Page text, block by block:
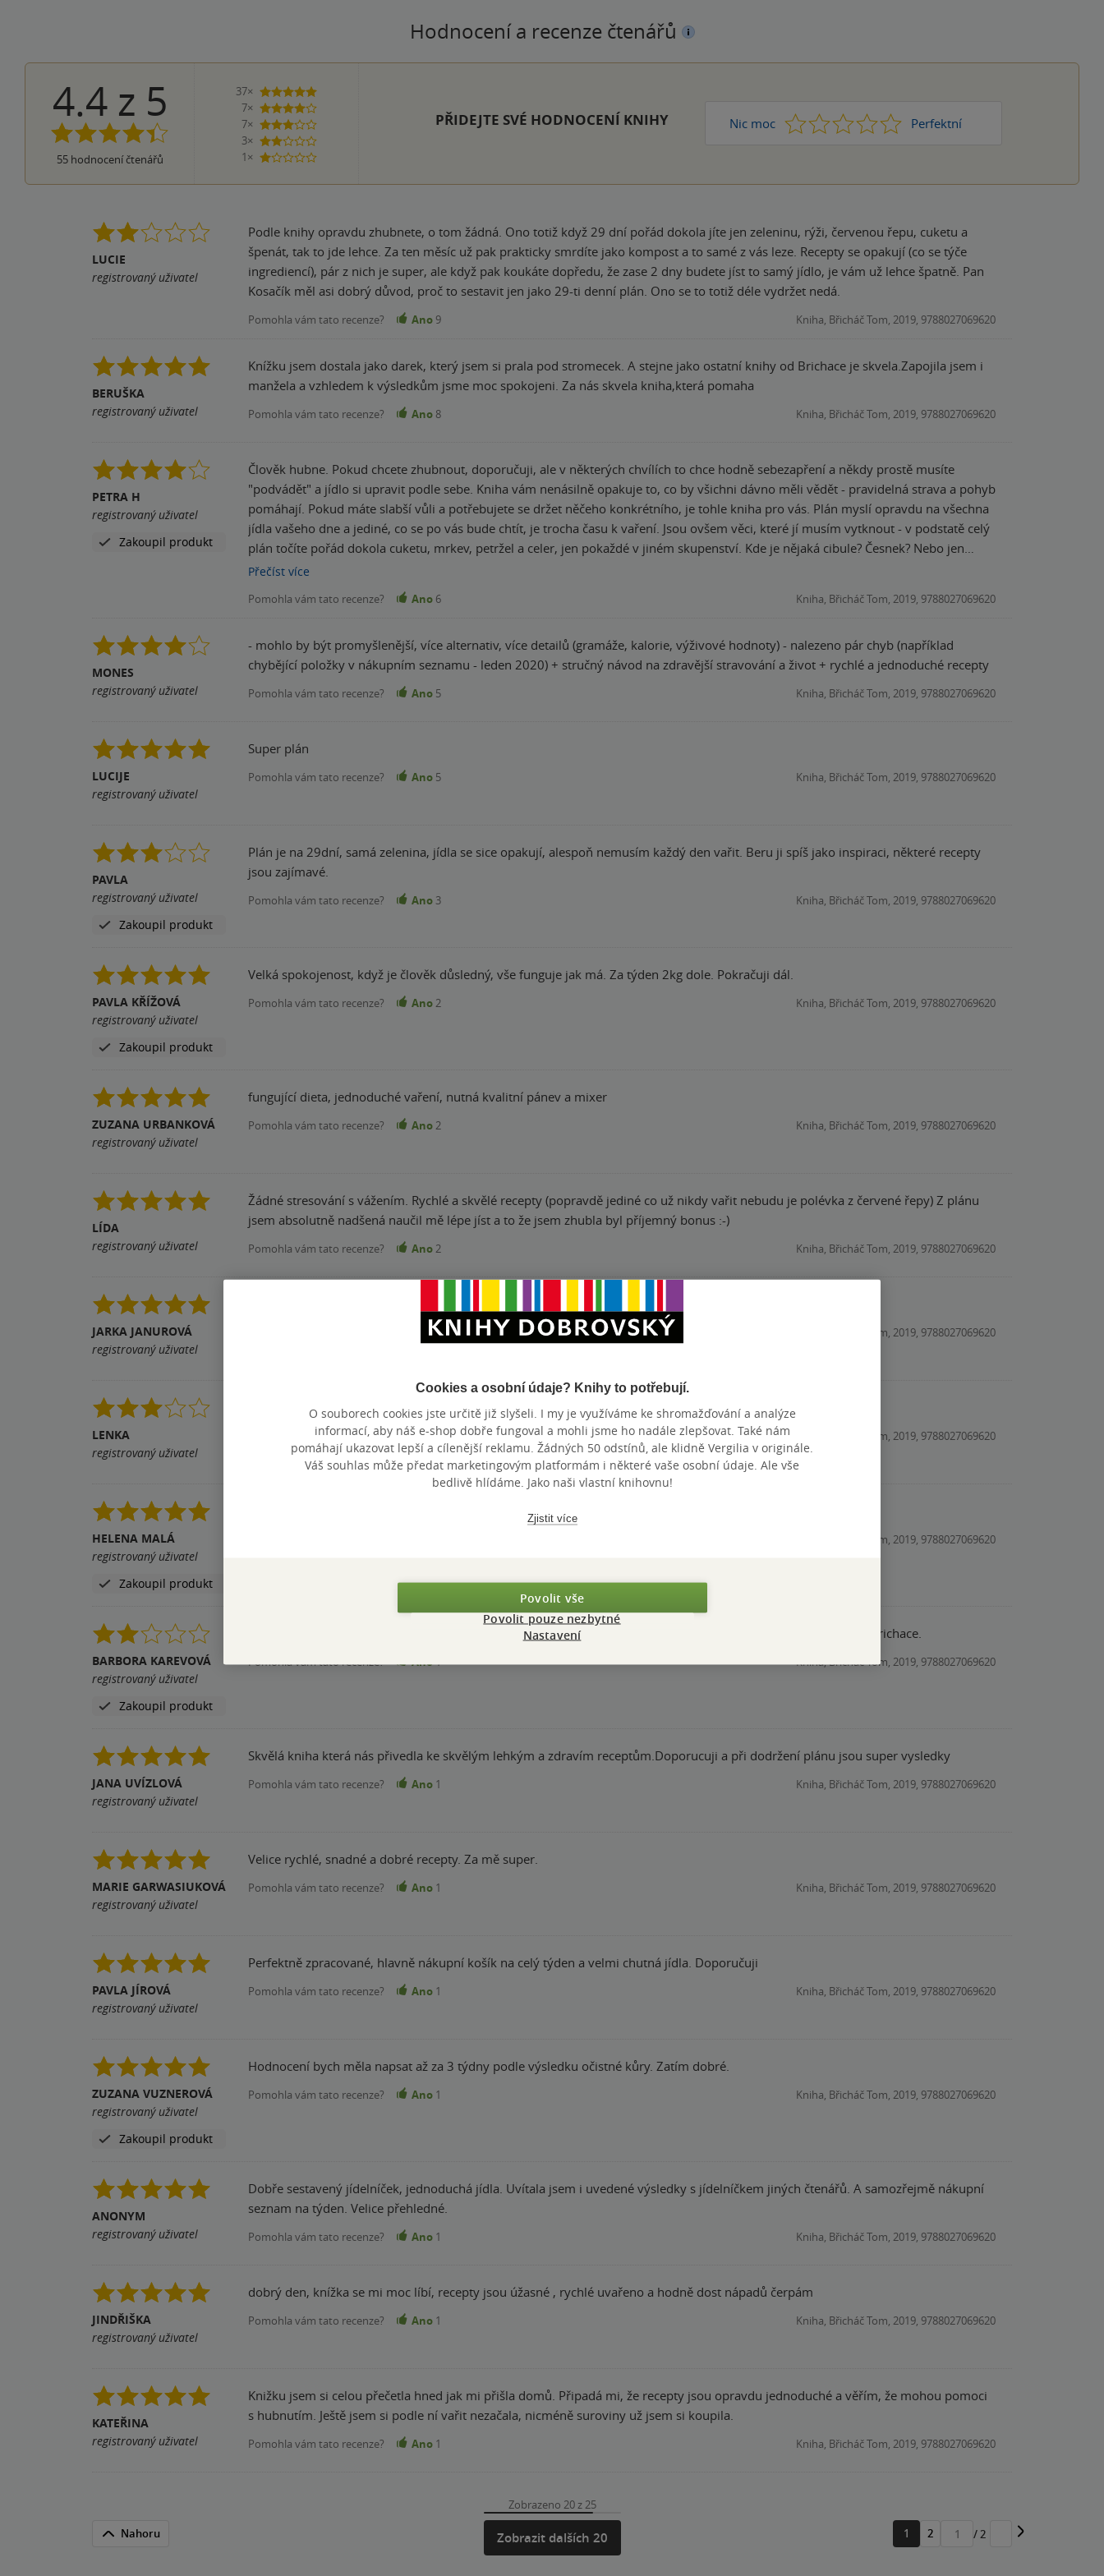
Hodnocení a recenze čtenářů
4.4z 5
55hodnocení čtenářů
37×
5 hvězdiček
7×
4 hvězdičky
7×
3 hvězdičky
3×
2 hvězdičky
1×
1 hvezdička
PŘIDEJTE SVÉ HODNOCENÍ KNIHY Nic moc 1 2 3 4 Perfektní
5
LUCIE
registrovaný uživatel
Podle knihy opravdu zhubnete, o tom žádná. Ono totiž když 29 dní pořád dokola jíte jen zeleninu, rýži, červenou řepu, cuketu a
špenát, tak to jde lehce. Za ten měsíc už pak prakticky smrdíte jako kompost a to samé z vás leze. Recepty se opakují (co se týče
ingrediencí), pár z nich je super, ale když pak koukáte dopředu, že zase 2 dny budete jíst to samý jídlo, je vám už lehce špatně. Pan
Kosačík měl asi dobrý důvod, proč to sestavit jen jako 29-ti denní plán. Ono se to totiž déle vydržet nedá.
Pomohla vám tato recenze? Ano 9 Kniha, Břicháč Tom, 2019, 9788027069620
BERUŠKA
registrovaný uživatel
Knížku jsem dostala jako darek, který jsem si prala pod stromecek. A stejne jako ostatní knihy od Brichace je skvela.Zapojila jsem i
manžela a vzhledem k výsledkům jsme moc spokojeni. Za nás skvela kniha,která pomaha
Pomohla vám tato recenze? Ano 8 Kniha, Břicháč Tom, 2019, 9788027069620
PETRA H
registrovaný uživatel
Zakoupil produkt
Člověk hubne. Pokud chcete zhubnout, doporučuji, ale v některých chvílích to chce hodně sebezapření a někdy prostě musíte
"podvádět" a jídlo si upravit podle sebe. Kniha vám nenásilně opakuje to, co by všichni dávno měli vědět - pravidelná strava a pohyb
pomáhají. Pokud máte slabší vůli a potřebujete se držet něčeho konkrétního, je tohle kniha pro vás. Plán myslí opravdu na všechna
jídla vašeho dne a jediné, co se po vás bude chtít, je trocha času k vaření. Jsou ovšem věci, které jí musím vytknout - v podstatě celý
plán točíte pořád dokola cuketu, mrkev, petržel a celer, jen pokaždé v jiném skupenství. Kde je nějaká cibule? Česnek? Nebo jen
prachobyčejná salátová okurka? Prvních 10 dní jsme se snažili recepty dodržovat opravdu striktně, teď už prostě obměňujeme
s tím opravdu bojovali a několikrát došlo na dodatečnou návštěvu obchodu, protože jsme to prostě vůbec neodhadli. Ve třetím
složila přímo z něj. Knihu hodnotím vesměs kladně, opravdu nám pomohla, týdně šla dvě kila dolů (u manžela ještě víc, ach jo), ale
je třeba upozornit na to, že až tak úžasné, jak to všichni prezentují, to není.
Přečíst více
Pomohla vám tato recenze? Ano 6 Kniha, Břicháč Tom, 2019, 9788027069620
MONES
registrovaný uživatel
- mohlo by být promyšlenější, více alternativ, více detailů (gramáže, kalorie, výživové hodnoty) - nalezeno pár chyb (například
chybějící položky v nákupním seznamu - leden 2020) + stručný návod na zdravější stravování a život + rychlé a jednoduché recepty
Pomohla vám tato recenze? Ano 5 Kniha, Břicháč Tom, 2019, 9788027069620
LUCIJE
registrovaný uživatel
Super plán
Pomohla vám tato recenze? Ano 5 Kniha, Břicháč Tom, 2019, 9788027069620
PAVLA
registrovaný uživatel
Zakoupil produkt
Plán je na 29dní, samá zelenina, jídla se sice opakují, alespoň nemusím každý den vařit. Beru ji spíš jako inspiraci, některé recepty
jsou zajímavé.
Pomohla vám tato recenze? Ano 3 Kniha, Břicháč Tom, 2019, 9788027069620
PAVLA KŘÍŽOVÁ
registrovaný uživatel
Zakoupil produkt
Velká spokojenost, když je člověk důsledný, vše funguje jak má. Za týden 2kg dole. Pokračuji dál.
Pomohla vám tato recenze? Ano2 Kniha, Břicháč Tom, 2019, 9788027069620
ZUZANA URBANKOVÁ
registrovaný uživatel
fungující dieta, jednoduché vaření, nutná kvalitní pánev a mixer
Pomohla vám tato recenze? Ano2 Kniha, Břicháč Tom, 2019, 9788027069620
LÍDA
registrovaný uživatel
Žádné stresování s vážením. Rychlé a skvělé recepty (popravdě jediné co už nikdy vařit nebudu je polévka z červené řepy) Z plánu
jsem absolutně nadšená naučil mě lépe jíst a to že jsem zhubla byl příjemný bonus :-)
Pomohla vám tato recenze? Ano2 Kniha, Břicháč Tom, 2019, 9788027069620
JARKA JANUROVÁ
registrovaný uživatel
Ano1 Kniha, Břicháč Tom, 2019, 9788027069620
LENKA
registrovaný uživatel
Kniha je dobře zpracovaná a hlavně jsou jídla rychle hotová
Pomohla vám tato recenze? Ano1 Kniha, Břicháč Tom, 2019, 9788027069620
HELENA MALÁ
registrovaný uživatel
Zakoupil produkt
vaříme už 2. týden podle Břicháče, super, nákup, recepty, fotky, výborná motivace a pomoc při hubnutí
Kniha, Břicháč Tom, 2019, 9788027069620
BARBORA KAREVOVÁ
registrovaný uživatel
Zakoupil produkt
Knizku jsme jen prolistovali. Recepty, ktere moc nenadchnou, ale neurazi. Mela jsem zvolit asi jinou knizku od Brichace.
Pomohla vám tato recenze? Ano1 Kniha, Břicháč Tom, 2019, 9788027069620
JANA UVÍZLOVÁ
registrovaný uživatel
Skvělá kniha která nás přivedla ke skvělým lehkým a zdravím receptům.Doporucuji a při dodržení plánu jsou super vysledky
Pomohla vám tato recenze? Ano 1 Kniha, Břicháč Tom, 2019, 9788027069620
MARIE GARWASIUKOVÁ
registrovaný uživatel
Velice rychlé, snadné a dobré recepty. Za mě super.
Pomohla vám tato recenze? Ano 1 Kniha, Břicháč Tom, 2019, 9788027069620
PAVLA JÍROVÁ
registrovaný uživatel
Perfektně zpracované, hlavně nákupní košík na celý týden a velmi chutná jídla. Doporučuji
Pomohla vám tato recenze? Ano 1 Kniha, Břicháč Tom, 2019, 9788027069620
ZUZANA VUZNEROVÁ
registrovaný uživatel
Zakoupil produkt
Hodnocení bych měla napsat až za 3 týdny podle výsledku očistné kůry. Zatím dobré.
Pomohla vám tato recenze? Ano 1 Kniha, Břicháč Tom, 2019, 9788027069620
ANONYM
registrovaný uživatel
Dobře sestavený jídelníček, jednoduchá jídla. Uvítala jsem i uvedené výsledky s jídelníčkem jiných čtenářů. A samozřejmě nákupní
seznam na týden. Velice přehledné.
Pomohla vám tato recenze? Ano 1 Kniha, Břicháč Tom, 2019, 9788027069620
JINDŘIŠKA
registrovaný uživatel
dobrý den, knížka se mi moc líbí, recepty jsou úžasné , rychlé uvařeno a hodně dost nápadů čerpám
Pomohla vám tato recenze? Ano 1 Kniha, Břicháč Tom, 2019, 9788027069620
KATEŘINA
registrovaný uživatel
Knižku jsem si celou přečetla hned jak mi přišla domů. Připadá mi, že recepty jsou opravdu jednoduché a věřím, že mohou pomoci
s hubnutím. Ještě jsem si podle ní vařit nezačala, nicméně suroviny už jsem si koupila.
Pomohla vám tato recenze? Ano 1 Kniha, Břicháč Tom, 2019, 9788027069620
Nahoru
Zobrazeno 20 z 25
Zobrazit dalších 20 1 2
Přejít
/ 2
Cookies a osobní údaje? Knihy to potřebují.
O souborech cookies jste určitě již slyšeli. I my je využíváme ke shromažďování a analýze
informací, aby náš e-shop dobře fungoval a mohli jsme ho nadále zlepšovat. Také nám
pomáhají ukazovat lepší a cílenější reklamu. Žádných 50 odstínů, ale klidně Vergilia v originále.
Váš souhlas může předat marketingovým platformám i některé vaše osobní údaje. Ale vše
bedlivě hlídáme. Jako naši vlastní knihovnu!
Zjistit více
Povolit vše
Povolit pouze nezbytné
Nastavení